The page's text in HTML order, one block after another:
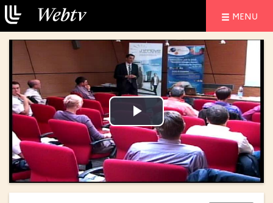
MENU
Lire
la
vidéo
Lire
la
vidéo